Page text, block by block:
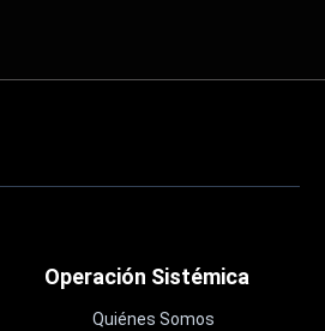
Operación Sistémica
Quiénes Somos